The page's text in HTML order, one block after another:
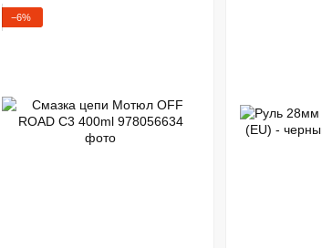
−6%